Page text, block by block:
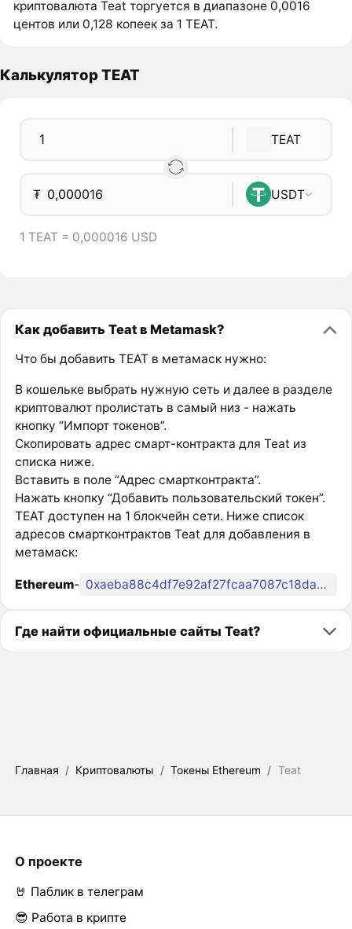
криптовалюта Teat торгуется в диапазоне 0,0016
центов или 0,128 копеек за 1 TEAT.
Калькулятор TEAT
TEAT
₮ USDT
1 TEAT = 0,000016 USD
Как добавить Teat в Metamask?
Что бы добавить TEAT в метамаск нужно:
В кошельке выбрать нужную сеть и далее в разделе
криптовалют пролистать в самый низ - нажать
кнопку “Импорт токенов”.
Скопировать адрес смарт-контракта для Teat из
списка ниже.
Вставить в поле “Адрес смартконтракта”.
Нажать кнопку “Добавить пользовательский токен”.
TEAT доступен на 1 блокчейн сети. Ниже список
адресов смартконтрактов Teat для добавления в
метамаск:
Ethereum- 0xaeba88c4df7e92af27fcaa7087c18dab4be9e607
Где найти официальные сайты Teat?
Главная / Криптовалюты / Токены Ethereum / Teat
О проекте
🤘 Паблик в телеграм
😎 Работа в крипте